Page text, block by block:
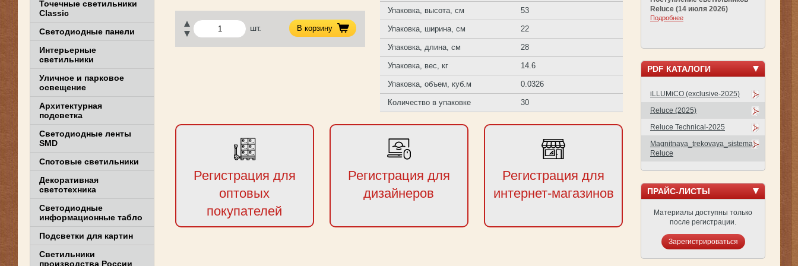
шт. В корзину
Упаковка, высота, см 53
Упаковка, ширина, см 22
Упаковка, длина, см 28
Упаковка, вес, кг 14.6
Упаковка, объем, куб.м 0.0326
Количество в упаковке 30
Регистрация для
оптовых
покупателей
Регистрация для
дизайнеров
Регистрация для
интернет-магазинов
Точечные светильники
Classic
Светодиодные панели
Интерьерные
светильники
Уличное и парковое
освещение
Архитектурная
подсветка
Светодиодные ленты
SMD
Спотовые светильники
Декоративная
светотехника
Светодиодные
информационные табло
Подсветки для картин
Светильники
производства России
Reluce (14 июля 2026)
Подробнее
PDF КАТАЛОГИ
iLLUMiCO (exclusive-2025)
Reluce (2025)
Reluce Technical-2025
Magnitnaya_trekovaya_sistema-
Reluce
ПРАЙС-ЛИСТЫ
Материалы доступны только
после регистрации.
Зарегистрироваться